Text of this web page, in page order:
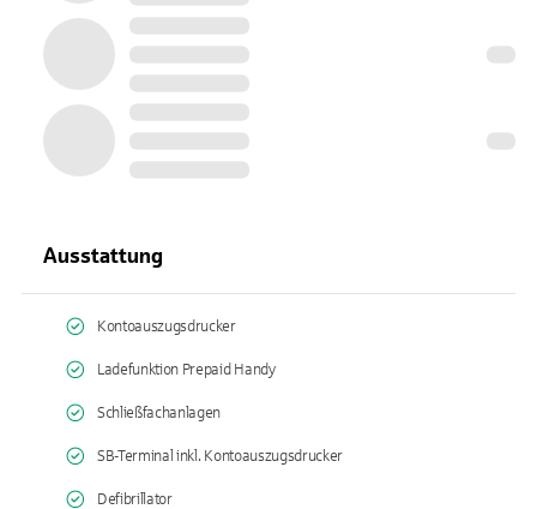
Ausstattung
Kontoauszugsdrucker
Ladefunktion Prepaid Handy
Schließfachanlagen
SB-Terminal inkl. Kontoauszugsdrucker
Defibrillator